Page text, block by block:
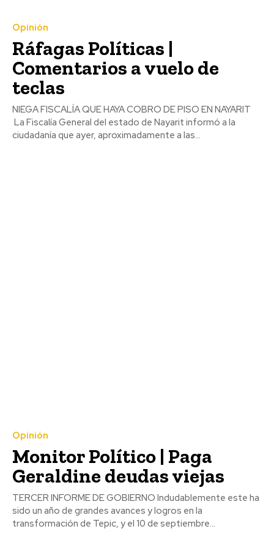
Opinión
Ráfagas Políticas |
Comentarios a vuelo de
teclas
NIEGA FISCALÍA QUE HAYA COBRO DE PISO EN NAYARIT
La Fiscalía General del estado de Nayarit informó a la
ciudadanía que ayer, aproximadamente a las...
Opinión
Monitor Político | Paga
Geraldine deudas viejas
TERCER INFORME DE GOBIERNO Indudablemente este ha
sido un año de grandes avances y logros en la
transformación de Tepic, y el 10 de septiembre...